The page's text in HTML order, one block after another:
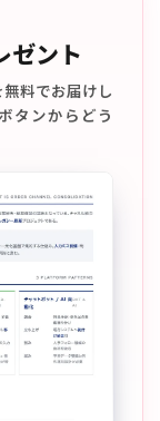
ゼント
料でお届けし
タンからどう